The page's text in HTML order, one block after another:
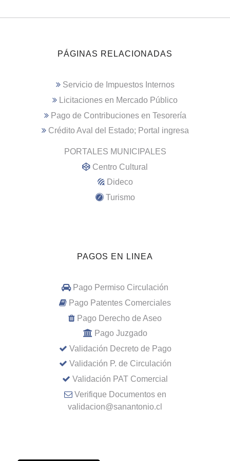
PÁGINAS RELACIONADAS
Servicio de Impuestos Internos
Licitaciones en Mercado Público
Pago de Contribuciones en Tesorería
Crédito Aval del Estado; Portal ingresa
PORTALES MUNICIPALES
Centro Cultural
Dideco
Turismo
PAGOS EN LINEA
Pago Permiso Circulación
Pago Patentes Comerciales
Pago Derecho de Aseo
Pago Juzgado
Validación Decreto de Pago
Validación P. de Circulación
Validación PAT Comercial
Verifique Documentos en
validacion@sanantonio.cl